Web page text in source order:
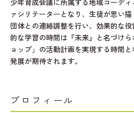
少年育成会議に所属する地域コーデ
ァシリテーターとなり、生徒が思い
団体との連絡調整を行い、効果的な
的な学習の時間は『未来』と名づけ
ョップ」の活動計画を実現する時間
発展が期待されます。
プロフィール